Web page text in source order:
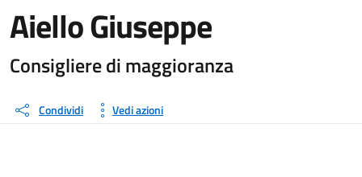
Aiello Giuseppe
Dettagli della persona
Consigliere di maggioranza
Condividi Vedi azioni